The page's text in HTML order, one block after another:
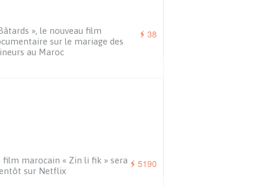
38
», le nouveau film
sur le mariage des
au Maroc
5190
film marocain « Zin li fik » sera
sur Netflix